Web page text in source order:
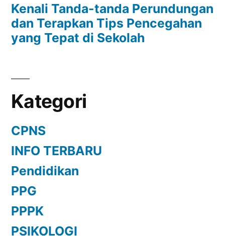
Kenali Tanda-tanda Perundungan
dan Terapkan Tips Pencegahan
yang Tepat di Sekolah
Kategori
CPNS
INFO TERBARU
Pendidikan
PPG
PPPK
PSIKOLOGI